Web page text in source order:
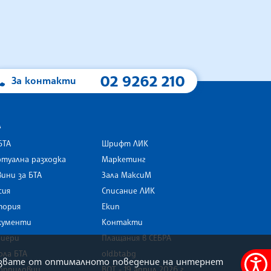
За контакти 02 9262 210
разходка
за БТА
БТА
Шрифт ЛИК
Маркетинг
Зала МаксиМ
Списание ЛИК
Екип
Контакти
Плащания в СЕБРА
old.bta.bg
от оптималното поведение на интернет